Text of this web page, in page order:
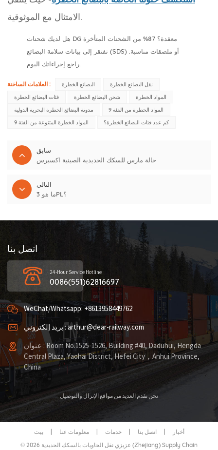
الامتثال مع الموثوقية.
هل لديك شحنات DG معقدة؟ 87% من الشحنات المتأخرة
تفتقر إلى بيانات سلامة البضائع (SDS) أو ملصقات مناسبة.
راجع إجراءاتك اليوم.
العلامات الساخنة : البضائع الخطرة
نقل البضائع الخطرة
فئات البضائع الخطرة
شحن البضائع الخطرة
المواد الخطرة
مدونة البضائع الخطرة البحرية الدولية
المواد الخطرة من الفئة 9
المواد الخطرة المتنوعة من الفئة 9
كم عدد فئات البضائع الخطرة؟
سابق
حالة مارس للسكك الحديدية الصينية اكسبرس
التالي
ما هو 3PL؟
اتصل بنا
24-Hour Service Hotline
0086(551)62816697
WeChat/Whatsapp: +8613958449762
بريد إلكتروني : arthur@dear-railway.com
عنوان : Room No.1525-1526, Building #40, Daduhui, Hengda
Central Plaza, Yaohai District, Hefei City，Anhui Province,
China
نحن نقدم العديد من مواقع الإنزال والتوصيل
بيت | معلومات عنا | خدمات | اتصل بنا |
أخبار
© 2026 عزيزي نقل الحاويات بالسكك الحديدية (Zhejiang) Supply Chain